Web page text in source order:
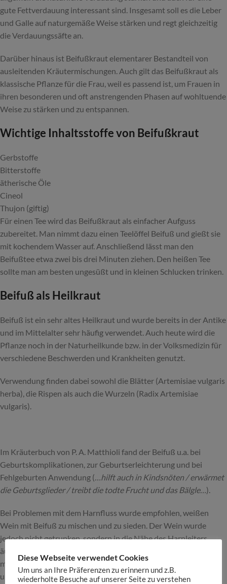
gute Fettverdauung interessant sind. Insgesamt soll es die Leber
und Galle auf naturgemäße Weise stärken und regt gleichzeitig
die Verdauungssäfte an.
Darüber hinaus ist Beifußkraut elementarer Bestandteil von
ausleitenden Kräutermischungen. Auch gilt das Beifußkraut als
klassische Pflanze für die Frau, weil es passend ist, um Frauen in
ihren besonderen und oft anstrengenden Phasen auf wohltuende
Weise zu stärken und zu entspannen.
Wichtige Inhaltsstoffe von Beifußkraut
Gerbstoffe
Bitterstoffe
ätherische Öle
Cineol
Thujon (giftig)
Für einen Tee wird das Beifußkraut als einfacher Aufguss
zubereitet. Man nimmt dazu einen Teelöffel Beifuß und gießt sie
mit kochendem Wasser auf. Anschließend lässt man den
Beifußtee etwa zwei bis drei Minuten ziehen. Den heißen Tee
sollte man am besten ungesüßt und in kleinen Schlucken trinken.
Beifuß als Heilkraut
Beifuß ist ein sehr altes Heilkraut und wurde bereits in der Antike
und im Mittelalter sehr häufig verwendet. Auch heute wird die
Pflanze noch in der Naturheilkunde bzw. in der Volksmedizin für
verschiedene Beschwerden und Krankheiten genutzt.
Verwendung finden dabei sowohl die Blätter (Artemisiae vulgaris
herba), die Rispen als auch die Wurzeln (Radix Artemisiae
vulgaris).
Im Kräuterbuch von P. A. Matthioli fand der Beifuß u.a. bei
Geburtskomplikationen, zur Geburtserleichterung und bei
Fehlgeburten Anwendung (…hilft auch in Kindsnöten / erwärmet
die Geburtsglieder / treibt die todte Frucht und das Bälgle…).
Bei Problemen mit dem Harnfluss wurde empfohlen, weißen
Wein mit Beifuß zu mischen und zu sieden. Der Wein wurde
jedoch nicht getrunken, sondern in die Nähe des Harnleiters
äußerlich eingerieben. Beifuß in Verbindung
mit,
Odermennigund Kamillewurden zur Gewebsverbesserung
und gegen „lahme“ Adern verwendet.
Diese Webseite verwendet Cookies
Um uns an Ihre Präferenzen zu erinnern und z.B.
wiederholte Besuche auf unserer Seite zu verstehen